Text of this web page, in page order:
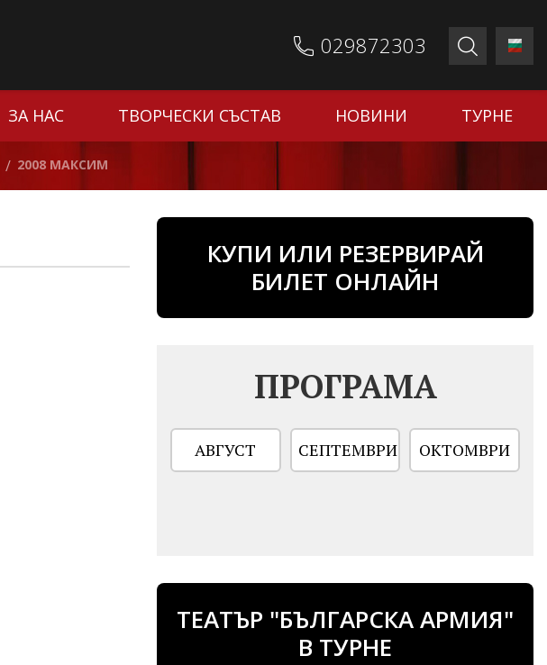
029872303
ЗА НАС ТВОРЧЕСКИ СЪСТАВ НОВИНИ ТУРНЕ
/ 2008 МАКСИМ
КУПИ ИЛИ РЕЗЕРВИРАЙ
БИЛЕТ ОНЛАЙН
ПРОГРАМА
АВГУСТ СЕПТЕМВРИ ОКТОМВРИ
ТЕАТЪР "БЪЛГАРСКА АРМИЯ"
В ТУРНЕ